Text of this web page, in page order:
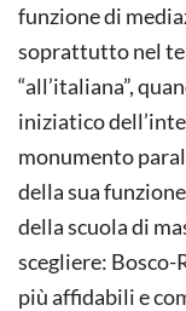
funzione di
soprattutto nel
“all’italiana”,
iniziatico
monumento
della sua
della scuola di
scegliere: Bosco-
più affidabili e